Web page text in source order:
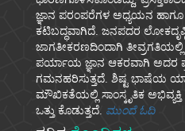
ಜ್ಞಾನ ಪರಂಪರೆಗಳ ಅಧ್ಯಯನ
ಕಟಿಬದ್ಧವಾಗಿದೆ. ಜನಪದರ
ಜಾಗತೀಕರಣದಿಂದಾಗಿ ತೀವ್ರಗತಿಯಲ್ಲಿ
ಪರ್ಯಾಯ ಜ್ಞಾನ ಆಕರವಾಗಿ ಅದರ
ಗಮನಹರಿಸುತ್ತದೆ. ಶಿಷ್ಟ ಭಾಷೆಯ
ಮೌಖಿಕತೆಯಲ್ಲಿ ಸಾಂಸ್ಕೃತಿಕ
ಒತ್ತು ಕೊಡುತ್ತದೆ. ಮುಂದೆ ಓದಿ